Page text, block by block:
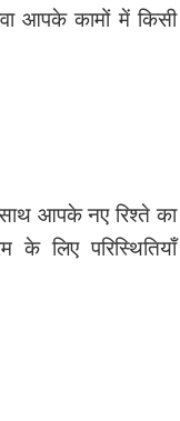
आपके कामों में किसी
आपके नए रिश्ते का
लिए परिस्थितियाँ